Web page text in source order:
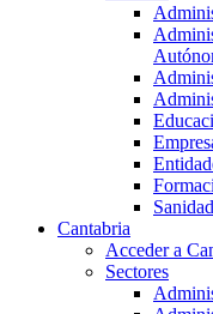
Sanidad
Cantabria
Acceder a
Sectores